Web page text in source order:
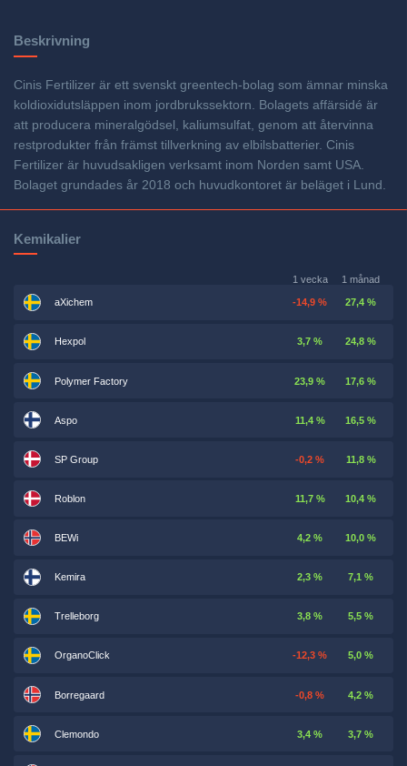
Beskrivning
Cinis Fertilizer är ett svenskt greentech-bolag som ämnar minska
koldioxidutsläppen inom jordbrukssektorn. Bolagets affärsidé är
att producera mineralgödsel, kaliumsulfat, genom att återvinna
restprodukter från främst tillverkning av elbilsbatterier. Cinis
Fertilizer är huvudsakligen verksamt inom Norden samt USA.
Bolaget grundades år 2018 och huvudkontoret är beläget i Lund.
Kemikalier
1 vecka 1 månad
aXichem -14,9 % 27,4 %
Hexpol 3,7 % 24,8 %
Polymer Factory 23,9 % 17,6 %
Aspo 11,4 % 16,5 %
SP Group -0,2 % 11,8 %
Roblon 11,7 % 10,4 %
BEWi 4,2 % 10,0 %
Kemira 2,3 % 7,1 %
Trelleborg 3,8 % 5,5 %
OrganoClick -12,3 % 5,0 %
Borregaard -0,8 % 4,2 %
Clemondo 3,4 % 3,7 %